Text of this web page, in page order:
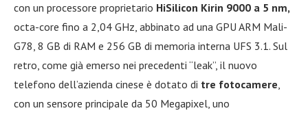
con un processore proprietario HiSilicon Kirin 9000 a 5 nm,
octa-core fino a 2,04 GHz, abbinato ad una GPU ARM Mali-
G78, 8 GB di RAM e 256 GB di memoria interna UFS 3.1. Sul
retro, come già emerso nei precedenti “leak”, il nuovo
telefono dell’azienda cinese è dotato di tre fotocamere,
con un sensore principale da 50 Megapixel, uno